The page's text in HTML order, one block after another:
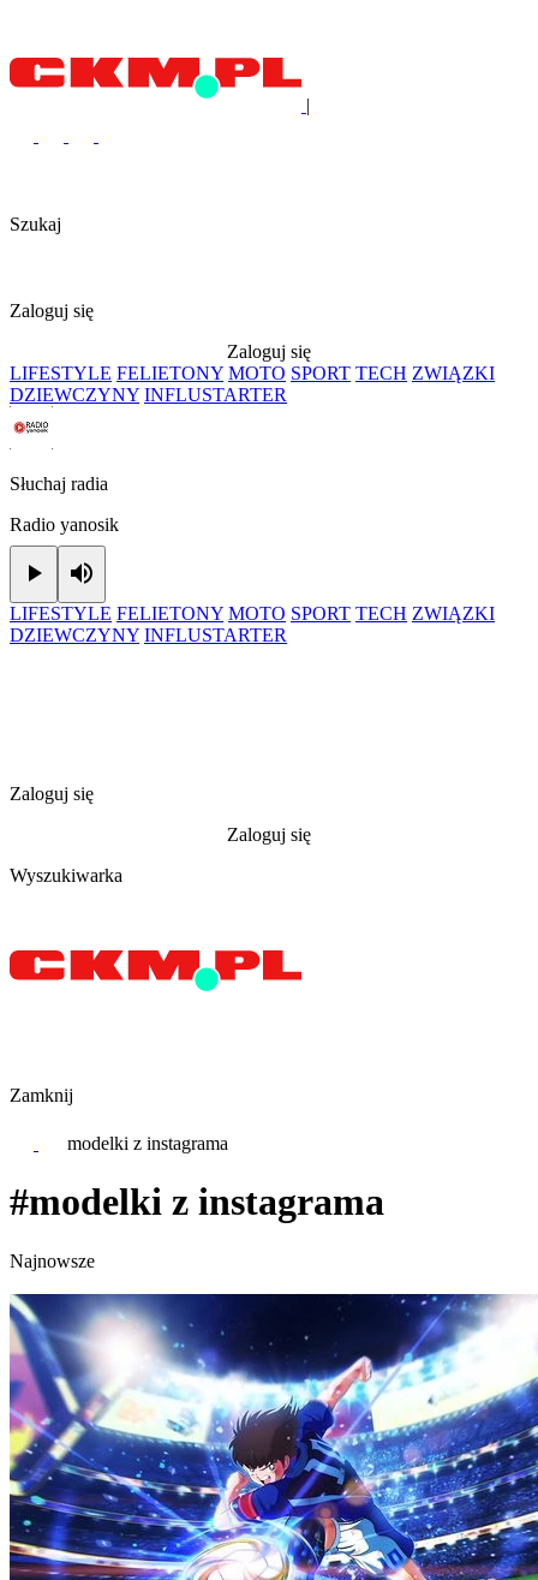
|
Szukaj
Zaloguj się
Zaloguj się
LIFESTYLE FELIETONY MOTO SPORT TECH ZWIĄZKI
DZIEWCZYNY INFLUSTARTER
Słuchaj radia
Radio yanosik
Play
LIFESTYLE FELIETONY MOTO SPORT TECH ZWIĄZKI
DZIEWCZYNY INFLUSTARTER
Zaloguj się
Zaloguj się
Wyszukiwarka
Zamknij
modelki z instagrama
#modelki z instagrama
Najnowsze